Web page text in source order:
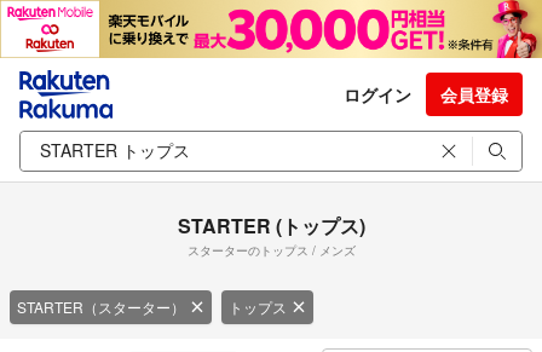
ログイン 会員登録
STARTER (トップス)
スターターのトップス / メンズ
STARTER（スターター） トップス